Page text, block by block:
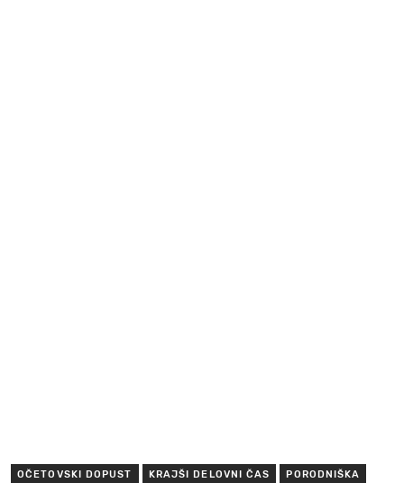
OČETOVSKI DOPUST KRAJŠI DELOVNI ČAS PORODNIŠKA